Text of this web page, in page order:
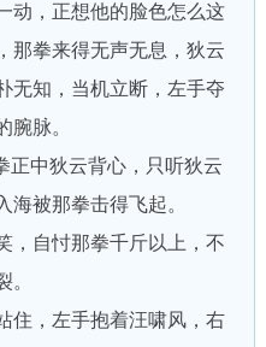
动，正想他的脸色怎么这
那拳来得无声无息，狄云
无知，当机立断，左手夺
腕脉。
中狄云背心，只听狄云
海被那拳击得飞起。
自忖那拳千斤以上，不
。
，左手抱着汪啸风，右